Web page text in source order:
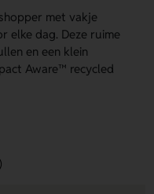
met vakje
elke dag. Deze ruime
en een klein
Aware™ recycled
polyester.
voor een logo, naam
prijs op.